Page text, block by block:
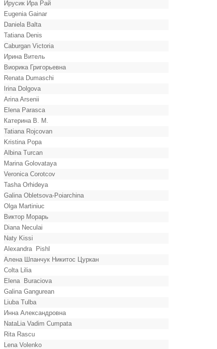
Ирусик Ира Рай
Eugenia Gainar
Daniela Balta
Tatiana Denis
Caburgan Victoria
Ирина Витель
Виорика Григорьевна
Renata Dumaschi
Irina Dolgova
Arina Arsenii
Elena Parasca
Катерина В. М.
Tatiana Rojcovan
Kristina Popa
Albina Turcan
Marina Golovataya
Veronica Corotcov
Tasha Orhideya
Galina Obletsova-Poiarchina
Olga Martiniuc
Виктор Морарь
Diana Neculai
Naty Kissi
Alexandra Pishl
Алена Шпанчук Никитос Цуркан
Colta Lilia
Elena Buraciova
Galina Gangurean
Liuba Tulba
Инна Александровна
NataLia Vadim Cumpata
Rita Rascu
Lena Volenko